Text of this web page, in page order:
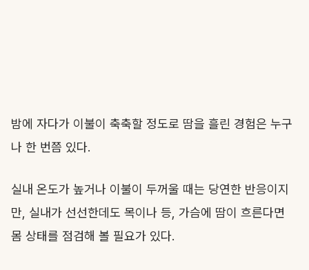
밤에 자다가 이불이 축축할 정도로 땀을 흘린 경험은 누구
나 한 번쯤 있다.
실내 온도가 높거나 이불이 두꺼울 때는 당연한 반응이지
만, 실내가 선선한데도 목이나 등, 가슴에 땀이 흐른다면
몸 상태를 점검해 볼 필요가 있다.